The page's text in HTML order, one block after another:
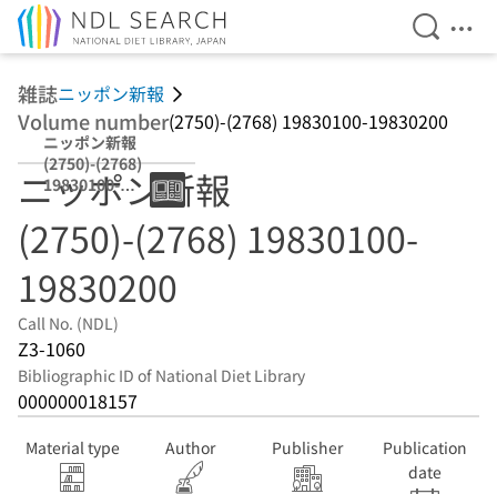
Open
雑誌ニッポン新報
Volume number(2750)-(2768) 19830100-19830200
ニッポン新報
(2750)-(2768)
19830100-
19830200
ニッポン新報
(2750)-(2768) 19830100-
19830200
Call No. (NDL)
Z3-1060
Bibliographic ID of National Diet Library
000000018157
Material type Author Publisher
Publication
date